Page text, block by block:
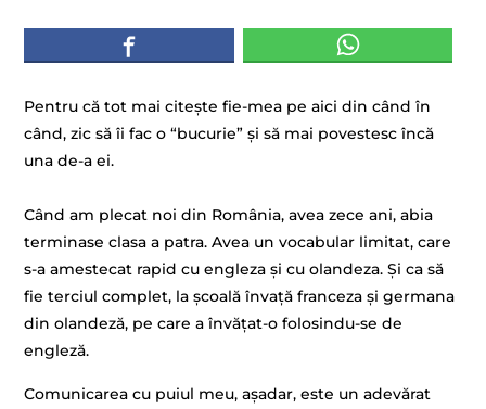
Pentru că tot mai citește fie-mea pe aici din când în
când, zic să îi fac o “bucurie” și să mai povestesc încă
una de-a ei.
Când am plecat noi din România, avea zece ani, abia
terminase clasa a patra. Avea un vocabular limitat, care
s-a amestecat rapid cu engleza și cu olandeza. Și ca să
fie terciul complet, la școală învață franceza și germana
din olandeză, pe care a învățat-o folosindu-se de
engleză.
Comunicarea cu puiul meu, așadar, este un adevărat